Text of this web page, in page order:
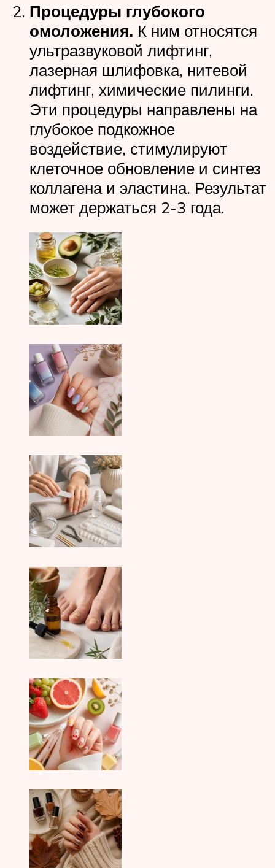
Процедуры глубокого
омоложения. К ним относятся
ультразвуковой лифтинг,
лазерная шлифовка, нитевой
лифтинг, химические пилинги.
Эти процедуры направлены на
глубокое подкожное
воздействие, стимулируют
клеточное обновление и синтез
коллагена и эластина. Результат
может держаться 2-3 года.